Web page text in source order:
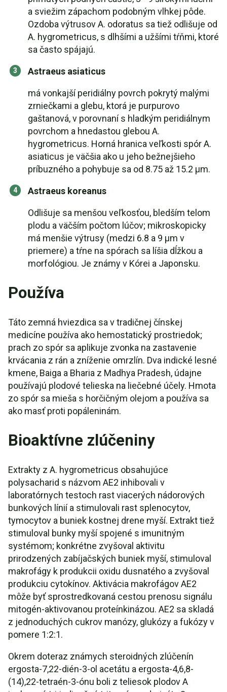
a sviežim zápachom podobným vlhkej pôde.
Ozdoba výtrusov A. odoratus sa tiež odlišuje od
A. hygrometricus, s dlhšími a užšími tŕňmi, ktoré
sa často spájajú.
Astraeus asiaticus
má vonkajší peridiálny povrch pokrytý malými
zrniečkami a glebu, ktorá je purpurovo
gaštanová, v porovnaní s hladkým peridiálnym
povrchom a hnedastou glebou A.
hygrometricus. Horná hranica veľkosti spór A.
asiaticus je väčšia ako u jeho bežnejšieho
príbuzného a pohybuje sa od 8.75 až 15.2 μm.
Astraeus koreanus
Odlišuje sa menšou veľkosťou, bledším telom
plodu a väčším počtom lúčov; mikroskopicky
má menšie výtrusy (medzi 6.8 a 9 μm v
priemere) a tŕne na spórach sa líšia dĺžkou a
morfológiou. Je známy v Kórei a Japonsku.
Používa
Táto zemná hviezdica sa v tradičnej čínskej
medicíne používa ako hemostatický prostriedok;
prach zo spór sa aplikuje zvonka na zastavenie
krvácania z rán a zníženie omrzlín. Dva indické lesné
kmene, Baiga a Bharia z Madhya Pradesh, údajne
používajú plodové telieska na liečebné účely. Hmota
zo spór sa mieša s horčičným olejom a používa sa
ako masť proti popáleninám.
Bioaktívne zlúčeniny
Extrakty z A. hygrometricus obsahujúce
polysacharid s názvom AE2 inhibovali v
laboratórnych testoch rast viacerých nádorových
bunkových línií a stimulovali rast splenocytov,
tymocytov a buniek kostnej drene myší. Extrakt tiež
stimuloval bunky myší spojené s imunitným
systémom; konkrétne zvyšoval aktivitu
prirodzených zabíjačských buniek myší, stimuloval
makrofágy k produkcii oxidu dusnatého a zvyšoval
produkciu cytokínov. Aktivácia makrofágov AE2
môže byť sprostredkovaná cestou prenosu signálu
mitogén-aktivovanou proteínkinázou. AE2 sa skladá
z jednoduchých cukrov manózy, glukózy a fukózy v
pomere 1:2:1.
Okrem doteraz známych steroidných zlúčenín
ergosta-7,22-dién-3-ol acetátu a ergosta-4,6,8-
(14),22-tetraén-3-ónu boli z teliesok plodov A